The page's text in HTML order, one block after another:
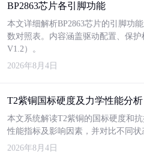
BP2863芯片各引脚功能
本文详细解析BP2863芯片的引脚功
数对照表。内容涵盖驱动配置、保
V1.2）。
2026年8月4日
T2紫铜国标硬度及力学性能分析
本文系统解读T2紫铜的国标硬度和
性能指标及影响因素，并对比不同
2026年8月4日